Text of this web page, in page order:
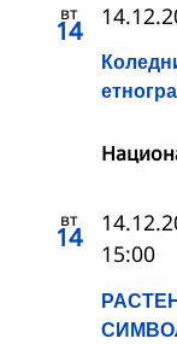
вт
14
вт
14
15:00